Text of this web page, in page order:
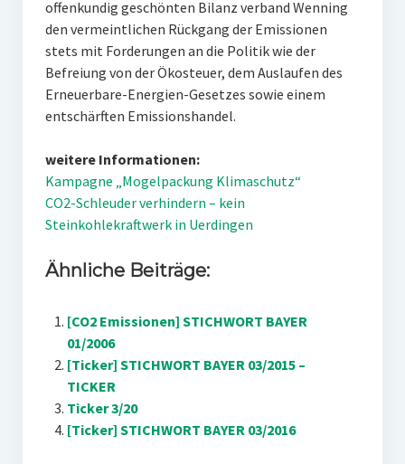
offenkundig geschönten Bilanz verband Wenning
den vermeintlichen Rückgang der Emissionen
stets mit Forderungen an die Politik wie der
Befreiung von der Ökosteuer, dem Auslaufen des
Erneuerbare-Energien-Gesetzes sowie einem
entschärften Emissionshandel.
weitere Informationen:
Kampagne „Mogelpackung Klimaschutz“
CO2-Schleuder verhindern – kein
Steinkohlekraftwerk in Uerdingen
Ähnliche Beiträge:
[CO2 Emissionen] STICHWORT BAYER
01/2006
[Ticker] STICHWORT BAYER 03/2015 –
TICKER
Ticker 3/20
[Ticker] STICHWORT BAYER 03/2016